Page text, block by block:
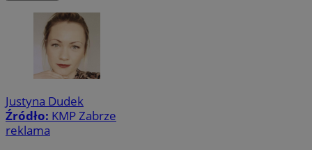
Justyna Dudek
Źródło: KMP Zabrze
reklama